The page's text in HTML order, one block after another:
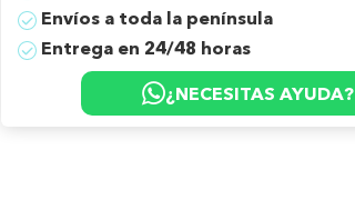
Envíos a toda la península
Entrega en 24/48 horas
¿NECESITAS AYUDA?